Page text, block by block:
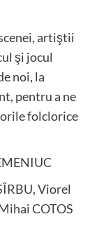
artiştii
şi jocul
noi, la
pentru a ne
folclorice
Viorel
COTOS